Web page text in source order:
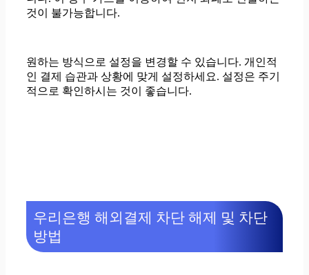
것이 불가능합니다.
원하는 방식으로 설정을 변경할 수 있습니다. 개인적
인 결제 습관과 상황에 맞게 설정하세요. 설정은 주기
적으로 확인하시는 것이 좋습니다.
우리은행 해외결제 차단 해제 및 차단
방법